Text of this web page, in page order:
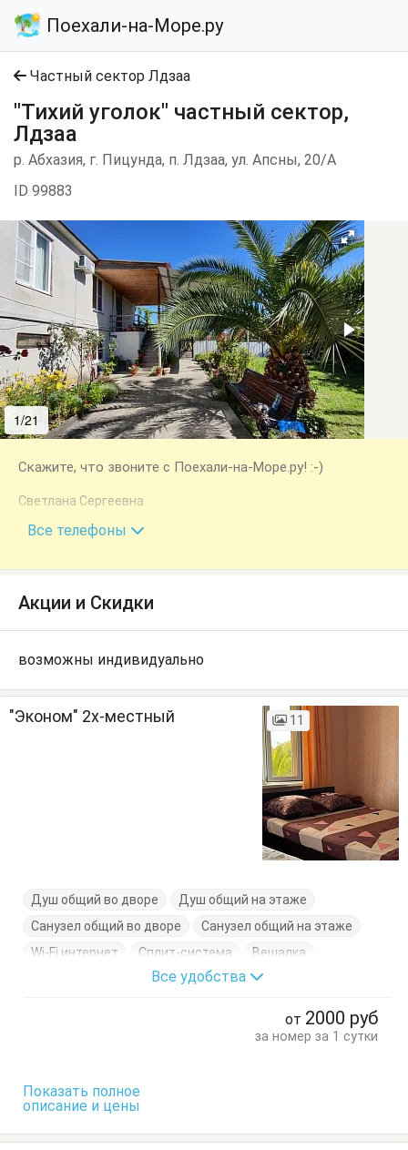
Поехали-на-Море.ру
Частный сектор Лдзаа
"Тихий уголок" частный сектор,
Лдзаа
р. Абхазия, г. Пицунда, п. Лдзаа, ул. Апсны, 20/А
ID 99883
1/21
Скажите, что звоните с Поехали-на-Море.ру! :-)
Светлана Сергеевна
+7 (940) 995-43-27
Все телефоны
Акции и Скидки
возможны индивидуально
"Эконом" 2х-местный 11
Душ общий во дворе
Душ общий на этаже
Санузел общий во дворе
Санузел общий на этаже
Wi-Fi интернет
Сплит-система
Вешалка
Журнальный столик
Кровати двуспальные
Все удобства
от 2000 руб
за номер за 1 сутки
Показать полное
описание и цены